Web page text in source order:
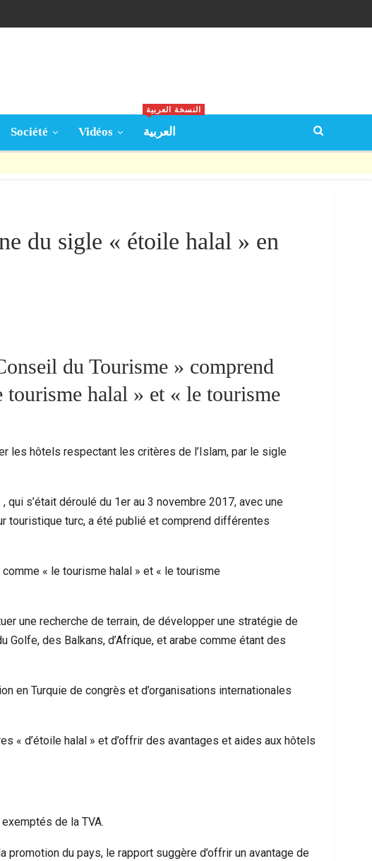
Société Vidéos العربية
النسخة العربية
du sigle « étoile halal » en
du Tourisme » comprend
halal » et « le tourisme
les hôtels respectant les critères de l’Islam, par le sigle
s’était déroulé du 1er au 3 novembre 2017, avec une
touristique turc, a été publié et comprend différentes
« le tourisme halal » et « le tourisme
une recherche de terrain, de développer une stratégie de
des Balkans, d’Afrique, et arabe comme étant des
en Turquie de congrès et d’organisations internationales
« d’étoile halal » et d’offrir des avantages et aides aux hôtels
de la TVA.
du pays, le rapport suggère d’offrir un avantage de
Drame À Nador : Les Circonstances D’un